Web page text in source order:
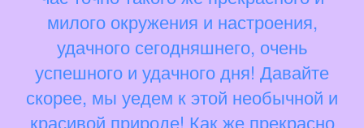
милого окружения и настроения,
удачного сегодняшнего, очень
успешного и удачного дня! Давайте
скорее, мы уедем к этой необычной и
красивой природе! Как же прекрасно